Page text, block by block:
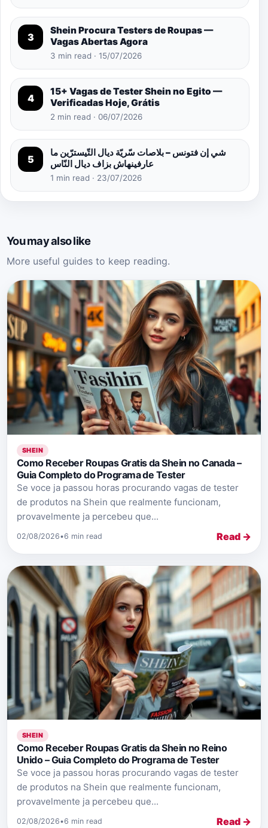
3
Shein Procura Testers de Roupas —
Vagas Abertas Agora
3 min read · 15/07/2026
4
15+ Vagas de Tester Shein no Egito —
Verificadas Hoje, Grátis
2 min read · 06/07/2026
5
شي إن فتونس – بلاصات سّريّة ديال التّيسترّين ما
عارفينهاش بزاف ديال النّاس
1 min read · 23/07/2026
You may also like
More useful guides to keep reading.
SHEIN
Como Receber Roupas Gratis da Shein no Canada –
Guia Completo do Programa de Tester
Se voce ja passou horas procurando vagas de tester
de produtos na Shein que realmente funcionam,
provavelmente ja percebeu que...
02/08/2026•6 min read Read →
SHEIN
Como Receber Roupas Gratis da Shein no Reino
Unido – Guia Completo do Programa de Tester
Se voce ja passou horas procurando vagas de tester
de produtos na Shein que realmente funcionam,
provavelmente ja percebeu que...
02/08/2026•6 min read Read →